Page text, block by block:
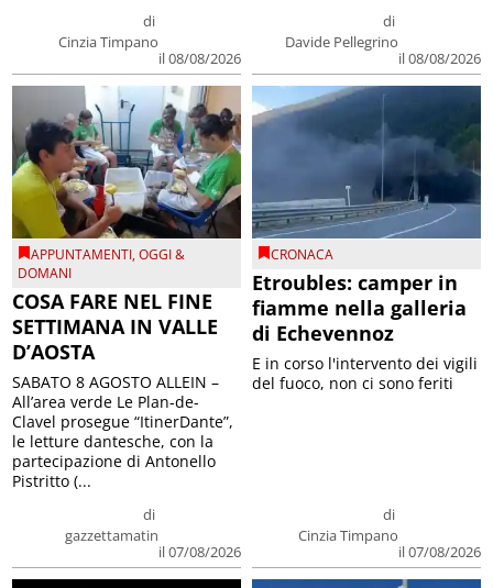
di
Cinzia Timpano
il 08/08/2026
di
Davide Pellegrino
il 08/08/2026
APPUNTAMENTI,OGGI &
DOMANI
COSA FARE NEL FINE
SETTIMANA IN VALLE
D’AOSTA
di
gazzettamatin
il 07/08/2026
SABATO 8 AGOSTO ALLEIN –
All’area verde Le Plan-de-
Clavel prosegue “ItinerDante”,
le letture dantesche, con la
partecipazione di Antonello
Pistritto (...
CRONACA
Etroubles: camper in
fiamme nella galleria
di Echevennoz
di
Cinzia Timpano
il 07/08/2026
E in corso l'intervento dei vigili
del fuoco, non ci sono feriti